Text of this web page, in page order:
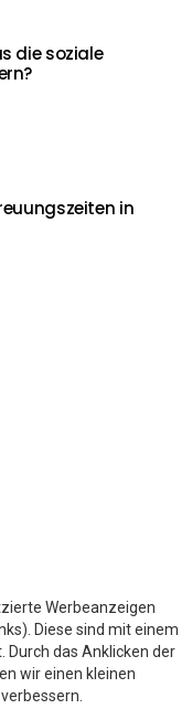
die soziale
in
Werbeanzeigen
Diese sind mit einem
das Anklicken der
wir einen kleinen